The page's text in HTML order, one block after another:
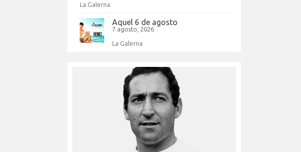
La Galerna
Aquel 6 de agosto
7 agosto, 2026
La Galerna